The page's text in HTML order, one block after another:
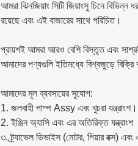
আমরা ঝিনজিয়াং সিটি জিয়াংসু চিনে বিভিন্ন
রয়েছে এবং এই বাজারের সাথে পরিচিত।
প্রায়শই আমরা আরও বেশি বিস্তৃত এবং
আমাদের পণ্যগুলি ইতিমধ্যে বিশ্বজুড়ে
আমাদের মূল ব্যবসায়ের সুযোগ:
1. জলবাহী পাম্প Assy এবং খুচরা যন্ত্রাংশ।
2. ইঞ্জিন অ্যাসি এবং এর অতিরিক্ত যন্ত্রাংশ
৩. ট্র্যাভেল ডিভাইস (মোটর, গিয়ার বক্স) এবং